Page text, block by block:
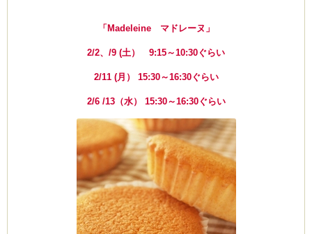
「Madeleine マドレーヌ」
2/2、/9 (土） 9:15～10:30ぐらい
2/11 (月） 15:30～16:30ぐらい
2/6 /13（水） 15:30～16:30ぐらい